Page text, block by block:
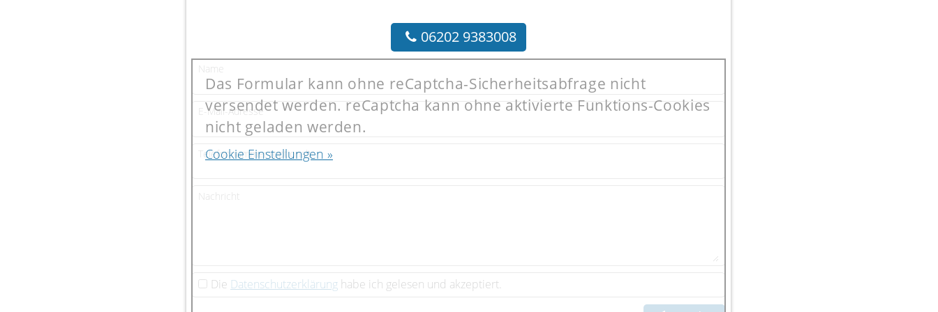
06202 9383008
Name
E-Mail-Adresse
Telefonnummer (optional)
Nachricht
Die Datenschutzerklärung habe ich gelesen und akzeptiert.
Das Formular kann ohne reCaptcha-Sicherheitsabfrage nicht
versendet werden. reCaptcha kann ohne aktivierte Funktions-Cookies
nicht geladen werden.
Cookie Einstellungen »